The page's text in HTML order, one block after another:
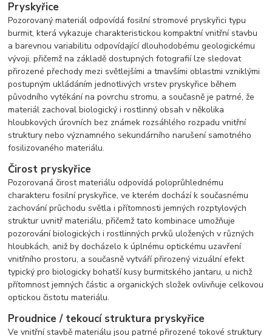
Pryskyřice
Pozorovaný materiál odpovídá fosilní stromové pryskyřici typu
burmit, která vykazuje charakteristickou kompaktní vnitřní stavbu
a barevnou variabilitu odpovídající dlouhodobému geologickému
vývoji, přičemž na základě dostupných fotografií lze sledovat
přirozené přechody mezi světlejšími a tmavšími oblastmi vzniklými
postupným ukládáním jednotlivých vrstev pryskyřice během
původního vytékání na povrchu stromu, a současně je patrné, že
materiál zachoval biologický i rostlinný obsah v několika
hloubkových úrovních bez známek rozsáhlého rozpadu vnitřní
struktury nebo významného sekundárního narušení samotného
fosilizovaného materiálu.
Čirost pryskyřice
Pozorovaná čirost materiálu odpovídá poloprůhlednému
charakteru fosilní pryskyřice, ve kterém dochází k současnému
zachování průchodu světla i přítomnosti jemných rozptylových
struktur uvnitř materiálu, přičemž tato kombinace umožňuje
pozorování biologických i rostlinných prvků uložených v různých
hloubkách, aniž by docházelo k úplnému optickému uzavření
vnitřního prostoru, a současně vytváří přirozený vizuální efekt
typický pro biologicky bohatší kusy burmitského jantaru, u nichž
přítomnost jemných částic a organických složek ovlivňuje celkovou
optickou čistotu materiálu.
Proudnice / tekoucí struktura pryskyřice
Ve vnitřní stavbě materiálu jsou patrné přirozené tokové struktury